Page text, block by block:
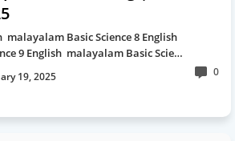
malayalam Basic Science 8 English
9 English malayalam Basic Scie…
19, 2025 0